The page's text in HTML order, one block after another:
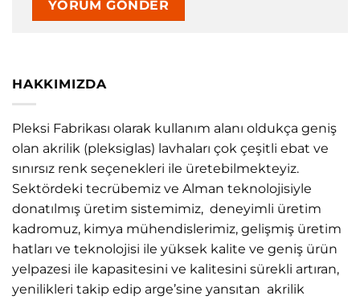
HAKKIMIZDA
Pleksi Fabrikası olarak kullanım alanı oldukça geniş
olan akrilik (pleksiglas) lavhaları çok çeşitli ebat ve
sınırsız renk seçenekleri ile üretebilmekteyiz.
Sektördeki tecrübemiz ve Alman teknolojisiyle
donatılmış üretim sistemimiz, deneyimli üretim
kadromuz, kimya mühendislerimiz, gelişmiş üretim
hatları ve teknolojisi ile yüksek kalite ve geniş ürün
yelpazesi ile kapasitesini ve kalitesini sürekli artıran,
yenilikleri takip edip arge’sine yansıtan akrilik